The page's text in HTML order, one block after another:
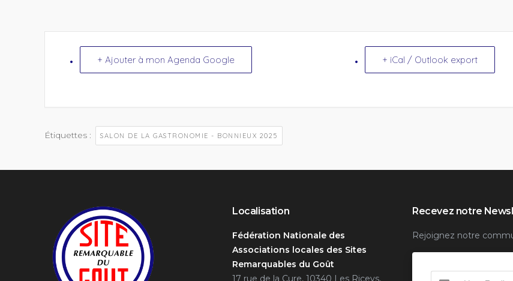
+ Ajouter à mon Agenda Google + iCal / Outlook export
Étiquettes : SALON DE LA GASTRONOMIE - BONNIEUX 2025
Localisation
Fédération Nationale des
Associations locales des Sites
Remarquables du Goût
17 rue de la Cure, 10340 Les Riceys,
Recevez notre
Rejoignez notre